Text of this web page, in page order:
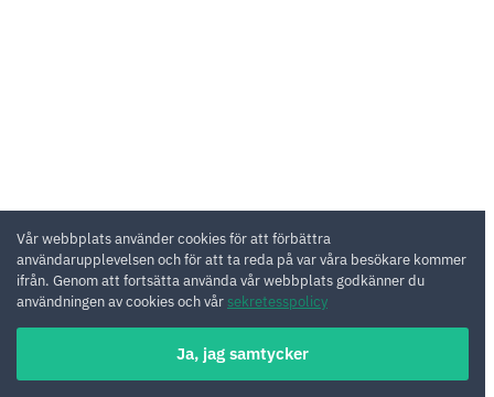
Vår webbplats använder cookies för att förbättra
användarupplevelsen och för att ta reda på var våra besökare kommer
ifrån. Genom att fortsätta använda vår webbplats godkänner du
användningen av cookies och vår sekretesspolicy
Ja, jag samtycker